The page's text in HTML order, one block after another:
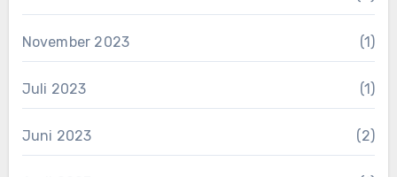
November 2023 (1)
Juli 2023 (1)
Juni 2023 (2)